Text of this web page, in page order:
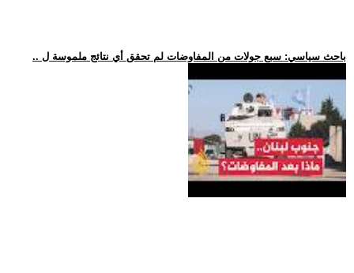
.. باحث سياسي: سبع جولات من المفاوضات لم تحقق أي نتائج ملموسة ل